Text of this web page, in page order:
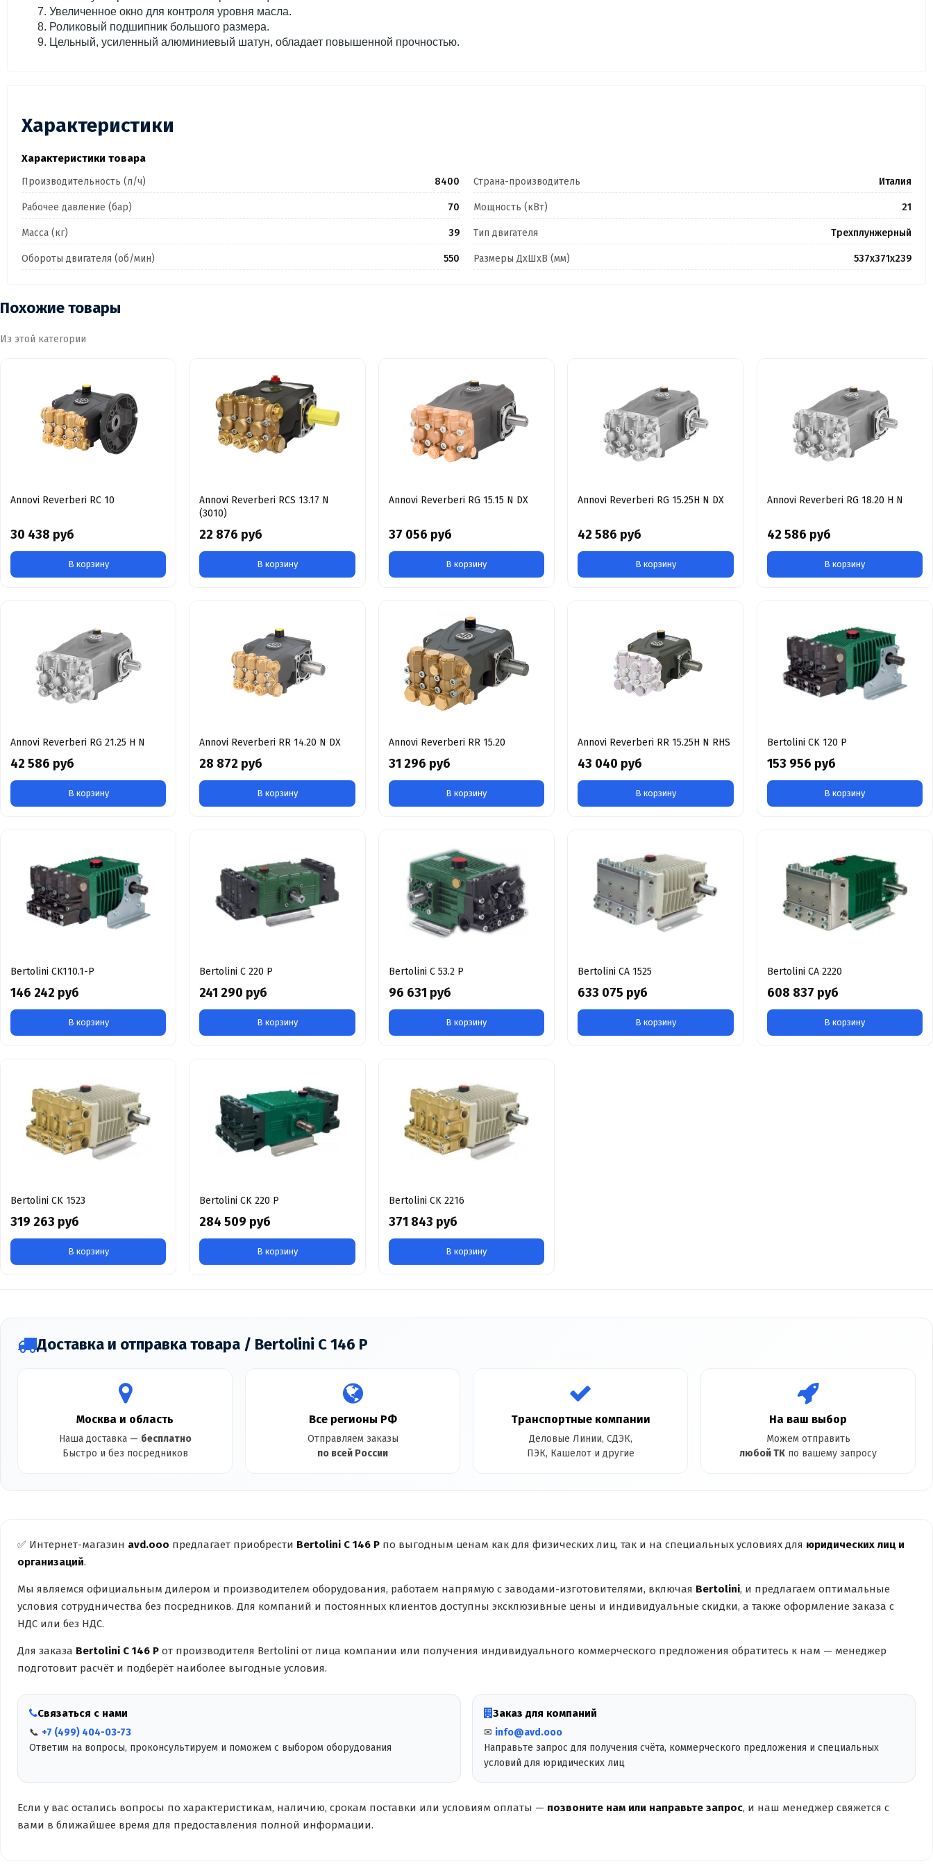
Увеличенное окно для контроля уровня масла.
Роликовый подшипник большого размера.
Цельный, усиленный алюминиевый шатун, обладает повышенной прочностью.
Характеристики
Характеристики товара
Производительность (л/ч) 8400 Страна-производитель Италия
Рабочее давление (бар) 70 Мощность (кВт) 21
Масса (кг) 39 Тип двигателя Трехплунжерный
Обороты двигателя (об/мин) 550 Размеры ДхШхВ (мм) 537х371х239
Похожие товары
Из этой категории
Annovi Reverberi RC 10
30 438 руб
В корзину
Annovi Reverberi RCS 13.17 N
(3010)
22 876 руб
В корзину
Annovi Reverberi RG 15.15 N DX
37 056 руб
В корзину
Annovi Reverberi RG 15.25H N DX
42 586 руб
В корзину
Annovi Reverberi RG 18.20 H N
42 586 руб
В корзину
Annovi Reverberi RG 21.25 H N
42 586 руб
В корзину
Annovi Reverberi RR 14.20 N DX
28 872 руб
В корзину
Annovi Reverberi RR 15.20
31 296 руб
В корзину
Annovi Reverberi RR 15.25H N RHS
43 040 руб
В корзину
Bertolini CK 120 P
153 956 руб
В корзину
Bertolini CK110.1-P
146 242 руб
В корзину
Bertolini С 220 Р
241 290 руб
В корзину
Bertolini C 53.2 P
96 631 руб
В корзину
Bertolini CA 1525
633 075 руб
В корзину
Bertolini CA 2220
608 837 руб
В корзину
Bertolini CK 1523
319 263 руб
В корзину
Bertolini CK 220 Р
284 509 руб
В корзину
Bertolini CK 2216
371 843 руб
В корзину
Доставка и отправка товара / Bertolini С 146 Р
Москва и область
Наша доставка — бесплатно
Быстро и без посредников
Все регионы РФ
Отправляем заказы
по всей России
Транспортные компании
Деловые Линии, СДЭК,
ПЭК, Кашелот и другие
На ваш выбор
Можем отправить
любой ТК по вашему запросу
✅ Интернет-магазин avd.ooo предлагает приобрести Bertolini С 146 Р по выгодным ценам как для физических лиц, так и на специальных условиях для юридических лиц и
организаций.
Мы являемся официальным дилером и производителем оборудования, работаем напрямую с заводами-изготовителями, включая Bertolini, и предлагаем оптимальные
условия сотрудничества без посредников. Для компаний и постоянных клиентов доступны эксклюзивные цены и индивидуальные скидки, а также оформление заказа с
НДС или без НДС.
Для заказа Bertolini С 146 Р от производителя Bertolini от лица компании или получения индивидуального коммерческого предложения обратитесь к нам — менеджер
подготовит расчёт и подберёт наиболее выгодные условия.
Связаться с нами
📞 +7 (499) 404-03-73
Ответим на вопросы, проконсультируем и поможем с выбором оборудования
Заказ для компаний
✉ info@avd.ooo
Направьте запрос для получения счёта, коммерческого предложения и специальных
условий для юридических лиц
Если у вас остались вопросы по характеристикам, наличию, срокам поставки или условиям оплаты — позвоните нам или направьте запрос, и наш менеджер свяжется с
вами в ближайшее время для предоставления полной информации.